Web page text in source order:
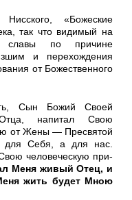
«Божеские
так что видимый на
славы по причине
и пе­рехождения
от Божествен­ного
Сын Божий Своей
напитал Свою
от Жены — Пресвятой
для Себя, а для нас.
человеческую при­
Меня живый Отец, и
жить будет Мною